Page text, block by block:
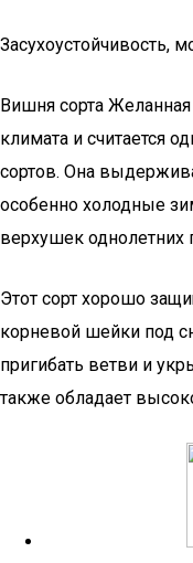
Засухоустойчивость,
Вишня сорта
климата и считается
сортов. Она
особенно холодные
верхушек однолетних
Этот сорт хорошо
корневой шейки под
пригибать ветви и
также обладает